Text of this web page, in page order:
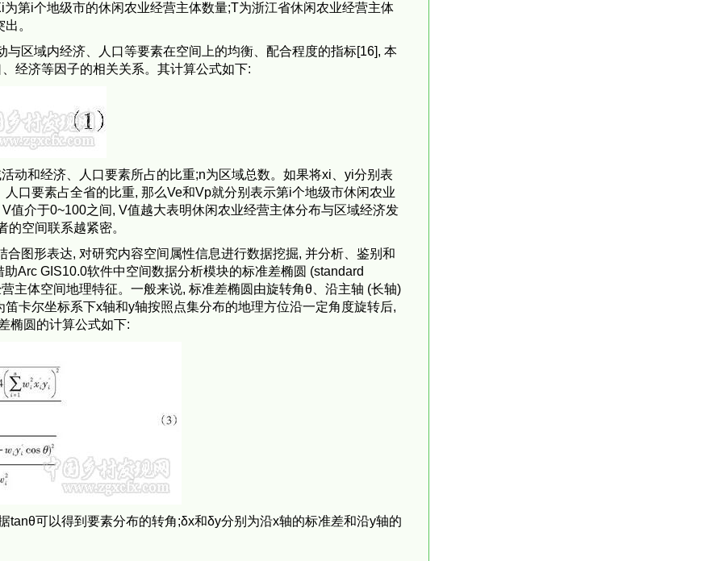
第i个地级市的休闲农业经营主体数量;T为浙江省休闲农业经营主体
。
区域内经济、人口等要素在空间上的均衡、配合程度的指标[16], 本
经济等因子的相关关系。其计算公式如下:
动和经济、人口要素所占的比重;n为区域总数。如果将xi、yi分别表
口要素占全省的比重, 那么Ve和Vp就分别表示第i个地级市休闲农业
介于0~100之间, V值越大表明休闲农业经营主体分布与区域经济发
空间联系越紧密。
图形表达, 对研究内容空间属性信息进行数据挖掘, 并分析、鉴别和
Arc GIS10.0软件中空间数据分析模块的标准差椭圆 (standard
主体空间地理特征。一般来说, 标准差椭圆由旋转角θ、沿主轴 (长轴)
卡尔坐标系下x轴和y轴按照点集分布的地理方位沿一定角度旋转后,
椭圆的计算公式如下:
tanθ可以得到要素分布的转角;δx和δy分别为沿x轴的标准差和沿y轴的